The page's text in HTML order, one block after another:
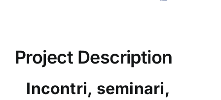
Project Description
Incontri, seminari,